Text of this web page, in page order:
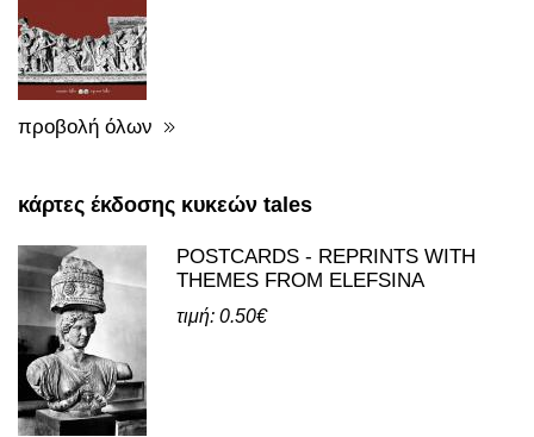
προβολή όλων
κάρτες έκδοσης κυκεών tales
POSTCARDS - REPRINTS WITH
THEMES FROM ELEFSINA
τιμή: 0.50€